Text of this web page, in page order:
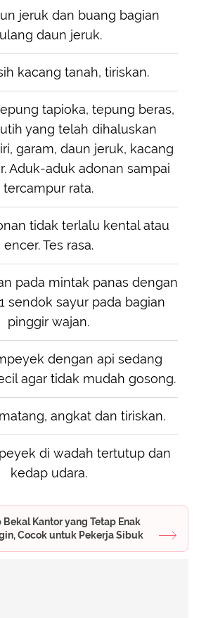
jeruk dan buang bagian
daun jeruk.
kacang tanah, tiriskan.
tapioka, tepung beras,
yang telah dihaluskan
garam, daun jeruk, kacang
Aduk-aduk adonan sampai
tercampur rata.
tidak terlalu kental atau
encer. Tes rasa.
pada mintak panas dengan
sendok sayur pada bagian
pinggir wajan.
dengan api sedang
agar tidak mudah gosong.
angkat dan tiriskan.
di wadah tertutup dan
kedap udara.
Bekal Kantor yang Tetap Enak
Cocok untuk Pekerja Sibuk